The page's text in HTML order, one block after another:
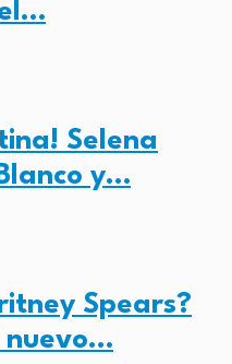
Selena
y…
Spears?
nuevo…